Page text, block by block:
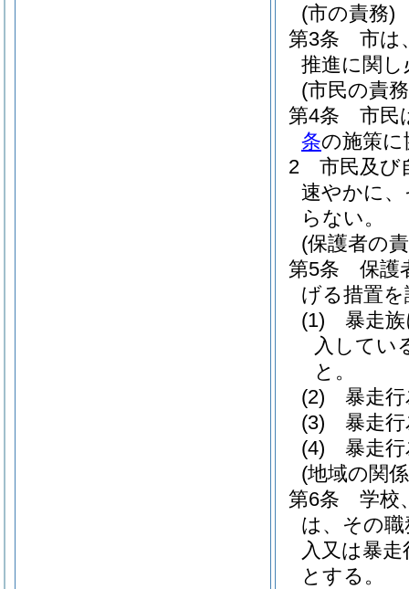
(市の責務)
第3条
市は
推進に関
(市民の責
第4条
市民
条の施策
2
市民及び
速やかに
らない。
(保護者の
第5条
保護
げる措置
(1)
暴走
入してい
と。
(2)
暴走
(3)
暴走
(4)
暴走
(地域の関
第6条
学校
は、その
入又は暴
とする。